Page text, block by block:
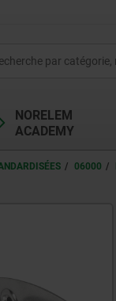
NORELEM
ACADEMY
06000